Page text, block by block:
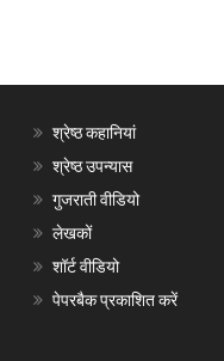
श्रेष्ठ कहानियां
श्रेष्ठ उपन्यास
गुजराती वीडियो
लेखकों
शॉर्ट वीडियो
पेपरबैक प्रकाशित करें